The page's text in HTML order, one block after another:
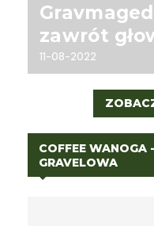
zawrót
11-08-2022
COFFEE
GRAVELOWA